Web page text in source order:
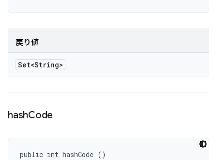
戻り値
Set<String>
hashCode
public int hashCode ()